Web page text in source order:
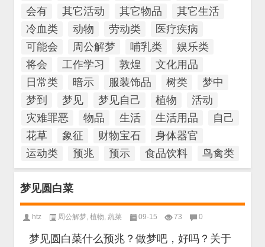
会有
其它活动 其它物品
其它生活
冷血类
动物 劳动类
医疗疾病
可能会
周公解梦 哺乳类
娱乐类
将会
工作学习 敦煌
文化用品
日常类
暗示 服装饰品 树类
梦中
梦到
梦见 梦见自己 植物
活动
灾难罪恶
物品 生活 生活用品
自己
花草
象征 财物宝石
身体器官
运动类
预兆 预示 食品饮料 鸟禽类
梦见圆白菜
htz 周公解梦, 植物, 蔬菜 09-15 73 0
梦见圆白菜什么预兆？做梦吧，好吗？关于